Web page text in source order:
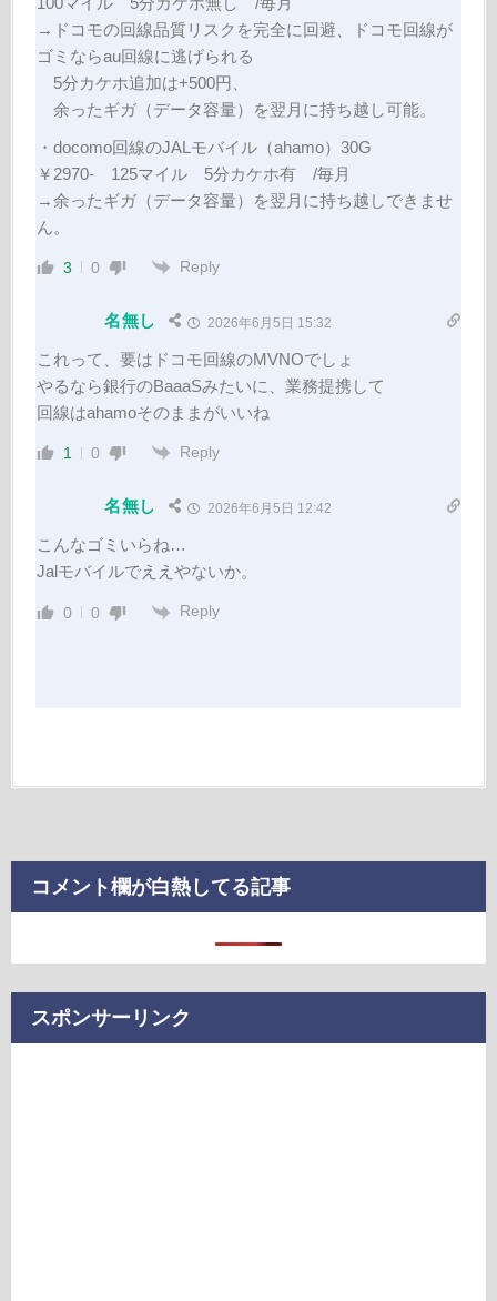
→ドコモの回線品質リスクを完全に回避、ドコモ回線が
ゴミならau回線に逃げられる
5分カケホ追加は+500円、
余ったギガ（データ容量）を翌月に持ち越し可能。
・docomo回線のJALモバイル（ahamo）30G
￥2970- 125マイル 5分カケホ有 /毎月
→余ったギガ（データ容量）を翌月に持ち越しできませ
ん。
3 0 Reply
名無し 2026年6月5日 15:32
これって、要はドコモ回線のMVNOでしょ
やるなら銀行のBaaaSみたいに、業務提携して
回線はahamoそのままがいいね
1 0 Reply
名無し 2026年6月5日 12:42
こんなゴミいらね…
Jalモバイルでええやないか。
0 0 Reply
コメント欄が白熱してる記事
スポンサーリンク